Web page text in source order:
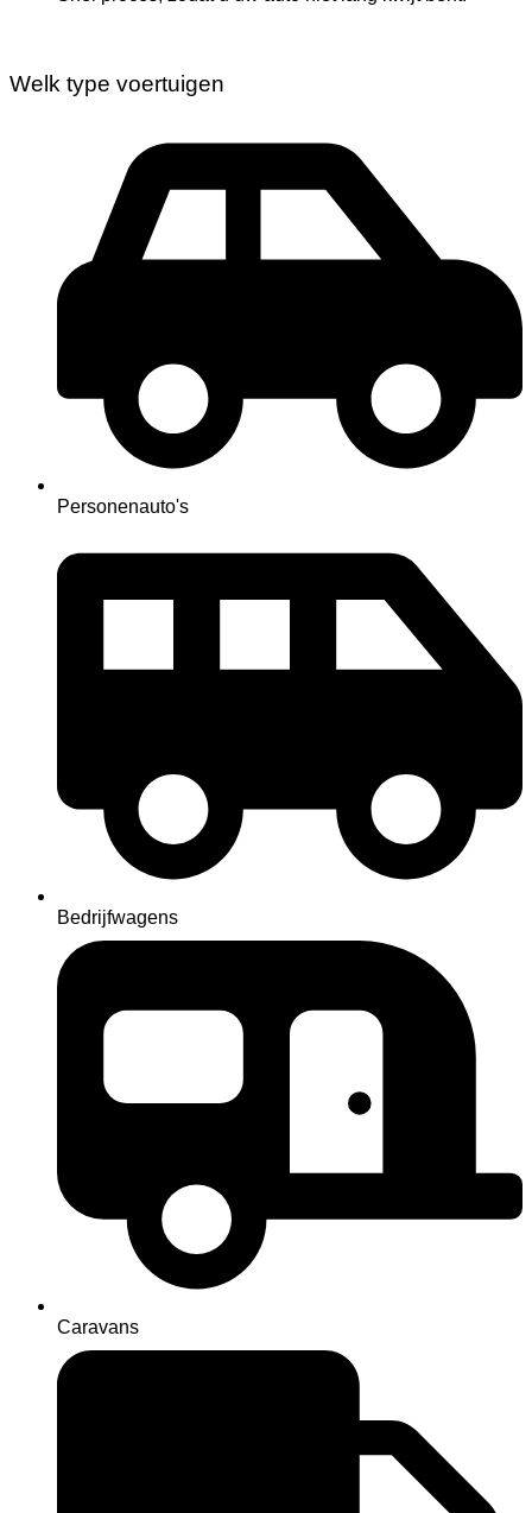
Welk type voertuigen
Personenauto's
Bedrijfwagens
Caravans